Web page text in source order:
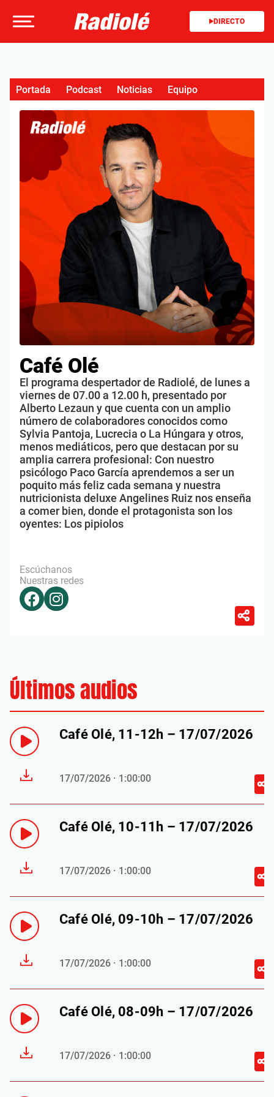
DIRECTO
Café Olé
El programa despertador de Radiolé, de lunes a
viernes de 07.00 a 12.00 h, presentado por
Alberto Lezaun y que cuenta con un amplio
número de colaboradores conocidos como
Sylvia Pantoja, Lucrecia o La Húngara y otros,
menos mediáticos, pero que destacan por su
amplia carrera profesional: Con nuestro
psicólogo Paco García aprendemos a ser un
poquito más feliz cada semana y nuestra
nutricionista deluxe Angelines Ruiz nos enseña
a comer bien, donde el protagonista son los
oyentes: Los pipiolos
Escúchanos
Nuestras redes
Portada Podcast Noticias Equipo
Últimos audios
Café Olé, 11-12h – 17/07/2026
17/07/2026 · 1:00:00
Café Olé, 10-11h – 17/07/2026
17/07/2026 · 1:00:00
Café Olé, 09-10h – 17/07/2026
17/07/2026 · 1:00:00
Café Olé, 08-09h – 17/07/2026
17/07/2026 · 1:00:00